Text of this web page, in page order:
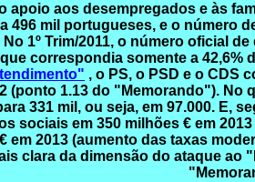
aos desempregados e às
496 mil portugueses, e o
1º Trim/2011, o número oficial
correspondia somente a
, o PS, o PSD e o CDS
(ponto 1.13 do "Memorando"). No
331 mil, ou seja, em 97.000. E,
sociais em 350 milhões € em
em 2013 (aumento das taxas
clara da dimensão do ataque